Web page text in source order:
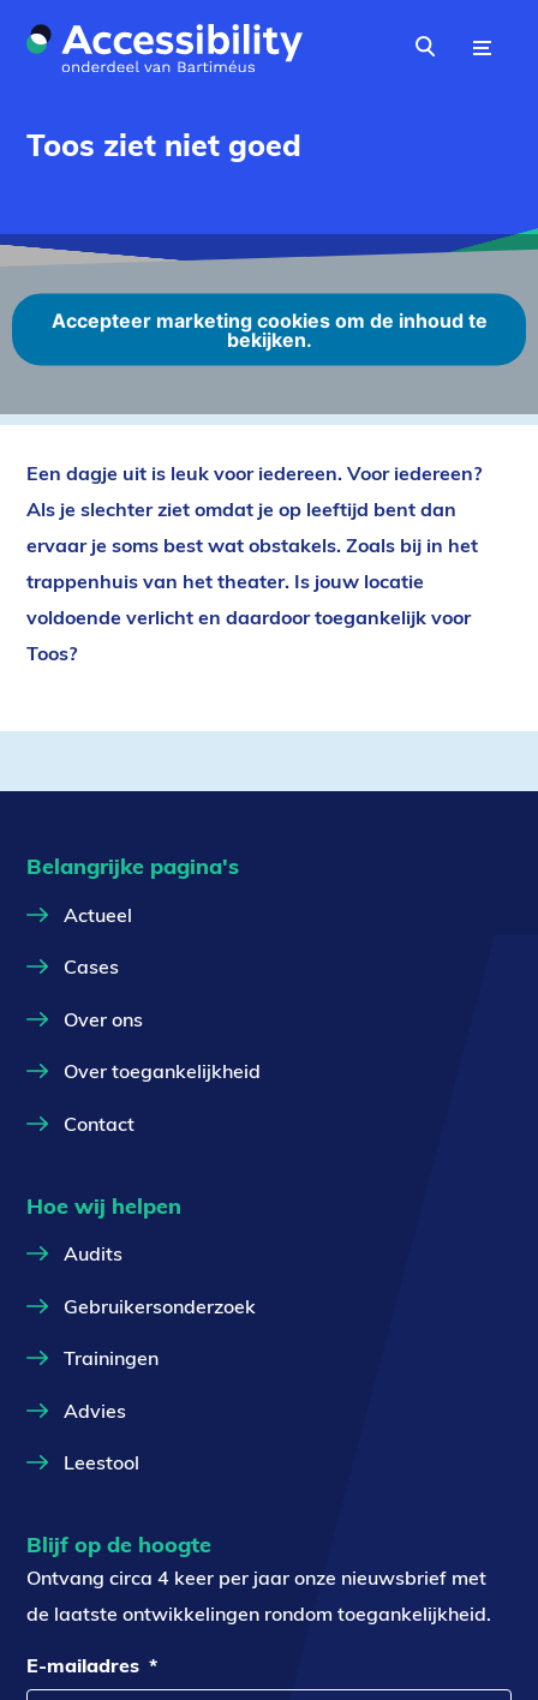
Naar hoofdinhoud
Zoeken
Toos ziet niet goed
Accepteer marketing cookies om de inhoud te
bekijken.
Een dagje uit is leuk voor iedereen. Voor iedereen?
Als je slechter ziet omdat je op leeftijd bent dan
ervaar je soms best wat obstakels. Zoals bij in het
trappenhuis van het theater. Is jouw locatie
voldoende verlicht en daardoor toegankelijk voor
Toos?
Belangrijke pagina's
Actueel
Cases
Over ons
Over toegankelijkheid
Contact
Hoe wij helpen
Audits
Gebruikersonderzoek
Trainingen
Advies
Leestool
Blijf op de hoogte
Ontvang circa 4 keer per jaar onze nieuwsbrief met
de laatste ontwikkelingen rondom toegankelijkheid.
E-mailadres *